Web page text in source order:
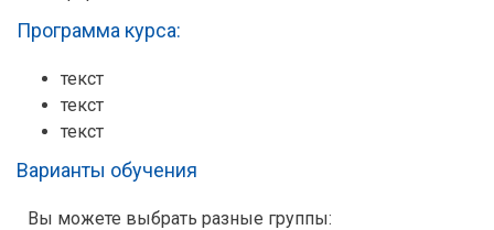
Программа курса:
текст
текст
текст
Варианты обучения
Вы можете выбрать разные группы: